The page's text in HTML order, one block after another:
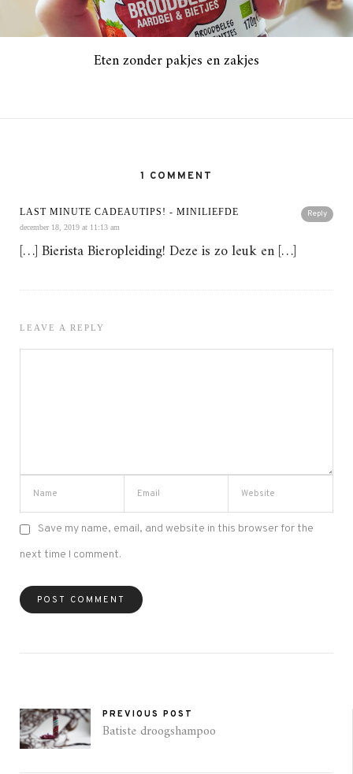
Eten zonder pakjes en zakjes
1 COMMENT
Reply
LAST MINUTE CADEAUTIPS! - MINILIEFDE
december 18, 2019 at 11:13 am
[…] Bierista Bieropleiding! Deze is zo leuk en […]
LEAVE A REPLY
Save my name, email, and website in this browser for the
next time I comment.
PREVIOUS POST
Batiste droogshampoo